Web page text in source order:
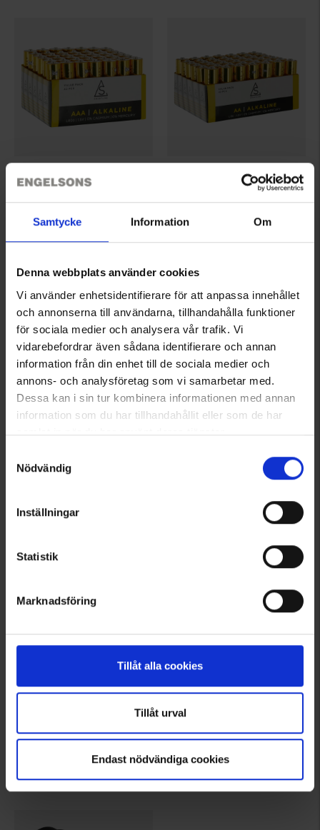
Samtycke Information Om
Denna webbplats använder cookies
Vi använder enhetsidentifierare för att anpassa innehållet
och annonserna till användarna, tillhandahålla funktioner
för sociala medier och analysera vår trafik. Vi
vidarebefordrar även sådana identifierare och annan
information från din enhet till de sociala medier och
annons- och analysföretag som vi samarbetar med.
Dessa kan i sin tur kombinera informationen med annan
information som du har tillhandahållit eller som de har
samlat in när du har använt deras tjänster.
Nödvändig
Inställningar
Statistik
Marknadsföring
Tillåt alla cookies
Tillåt urval
Endast nödvändiga cookies
Smartline
5744
14,95 € 14,95 €
Smartline Pikalaturi PD 65W
Smartline latauskaapeli USB-C - USB-C, 1m, valkoinen Akut AA LR6 Smartline 10-pack
Smartline
3,95 €